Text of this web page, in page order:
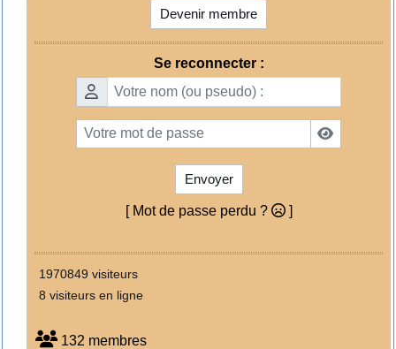
Devenir membre
Se reconnecter :
Envoyer
[ Mot de passe perdu ? ]
1970849 visiteurs
8 visiteurs en ligne
132 membres